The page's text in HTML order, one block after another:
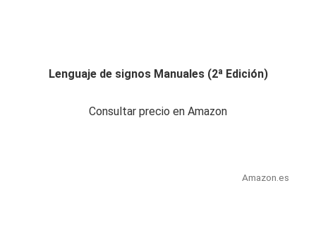
Lenguaje de signos Manuales (2ª Edición)
Consultar precio en Amazon
Amazon.es